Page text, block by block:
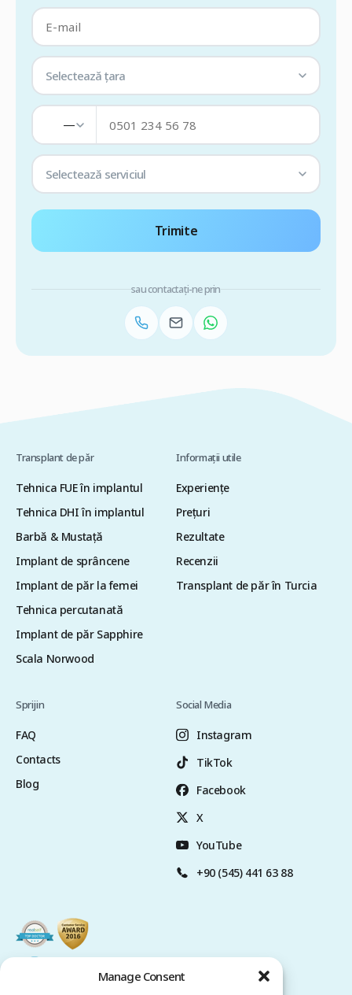
Manage Consent
Selectează țara
—
Selectează serviciul
Trimite
sau contactați-ne prin
Transplant de păr
Tehnica FUE în implantul
Tehnica DHI în implantul
Barbă & Mustață
Implant de sprâncene
Implant de păr la femei
Tehnica percutanată
Implant de păr Sapphire
Scala Norwood
Informații utile
Experiențe
Preţuri
Rezultate
Recenzii
Transplant de păr în Turcia
Sprijin
FAQ
Contacts
Blog
Social Media
Instagram
TikTok
Facebook
X
YouTube
+90 (545) 441 63 88